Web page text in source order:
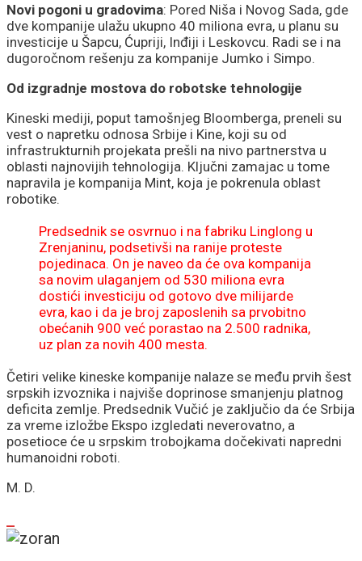
Novi pogoni u gradovima: Pored Niša i Novog Sada, gde
dve kompanije ulažu ukupno 40 miliona evra, u planu su
investicije u Šapcu, Ćupriji, Inđiji i Leskovcu. Radi se i na
dugoročnom rešenju za kompanije Jumko i Simpo.
Od izgradnje mostova do robotske tehnologije
Kineski mediji, poput tamošnjeg Bloomberga, preneli su
vest o napretku odnosa Srbije i Kine, koji su od
infrastrukturnih projekata prešli na nivo partnerstva u
oblasti najnovijih tehnologija. Ključni zamajac u tome
napravila je kompanija Mint, koja je pokrenula oblast
robotike.
Predsednik se osvrnuo i na fabriku Linglong u
Zrenjaninu, podsetivši na ranije proteste
pojedinaca. On je naveo da će ova kompanija
sa novim ulaganjem od 530 miliona evra
dostići investiciju od gotovo dve milijarde
evra, kao i da je broj zaposlenih sa prvobitno
obećanih 900 već porastao na 2.500 radnika,
uz plan za novih 400 mesta.
Četiri velike kineske kompanije nalaze se među prvih šest
srpskih izvoznika i najviše doprinose smanjenju platnog
deficita zemlje. Predsednik Vučić je zaključio da će Srbija
za vreme izložbe Ekspo izgledati neverovatno, a
posetioce će u srpskim trobojkama dočekivati napredni
humanoidni roboti.
M. D.